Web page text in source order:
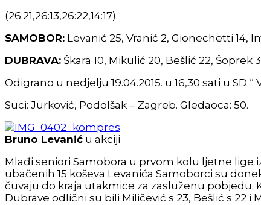
(26:21,26:13,26:22,14:17)
SAMOBOR: Levanić 25, Vranić 2, Gionechetti 14,
DUBRAVA: Škara 10, Mikulić 20, Bešlić 22, Šoprek
Odigrano u nedjelju 19.04.2015. u 16,30 sati u SD
Suci: Jurković, Podolšak – Zagreb. Gledaoca: 50.
Bruno Levanić u akciji
Mlađi seniori Samobora u prvom kolu ljetne lige
ubačenih 15 koševa Levanića Samoborci su
čuvaju do kraja utakmice za zasluženu pobjedu.
Dubrave odlični su bili Miličević s 23, Bešlić s 22 i